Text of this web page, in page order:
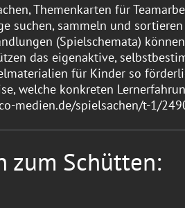
Themenkarten für
suchen, sammeln und
(Spielschemata)
das eigenaktive,
für Kinder so
welche konkreten
medien.de/spielsachen/t-1/
zum Schütten: